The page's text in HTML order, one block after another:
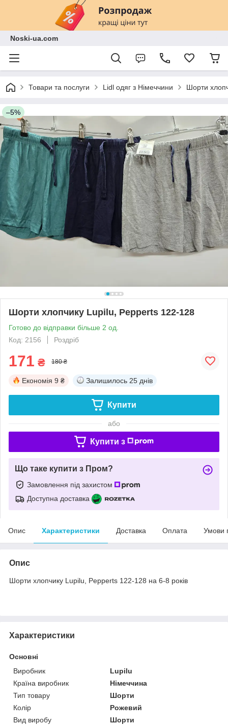
Noski-ua.com
Товари та послуги Lidl одяг з Німеччини Шорти
–5%
Шорти хлопчику Lupilu, Pepperts 122-128
Готово до відправки більше 2 од.
Код: 2156
Роздріб
171 ₴ 180 ₴
Економія 9 ₴ Залишилось 25 днів
Купити
або
Купити з
Що таке купити з Пром?
Замовлення під захистом
Доступна доставка
Опис Характеристики Доставка Оплата Умови
Опис
Шорти хлопчику Lupilu, Pepperts 122-128 на 6-8 років
Характеристики
Основні
Виробник
Lupilu
Країна виробник
Німеччина
Тип товару
Шорти
Колір
Рожевий
Вид виробу
Шорти